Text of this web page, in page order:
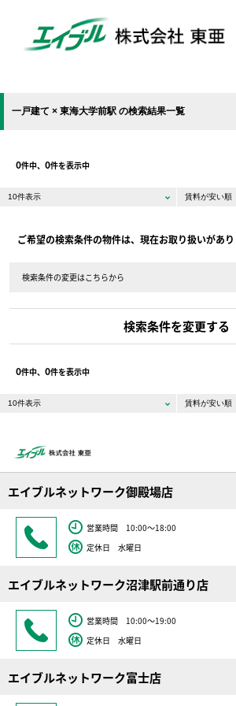
一戸建て × 東海大学前駅 の検索結果一覧
0件中、 0件を表示中
ご希望の検索条件の物件は、現在お取り扱いがあり
検索条件の変更はこちらから
検索条件を変更する
0件中、 0件を表示中
エイブルネットワーク御殿場店
営業時間 10:00～18:00
定休日 水曜日
エイブルネットワーク沼津駅前通り店
営業時間 10:00～19:00
定休日 水曜日
エイブルネットワーク富士店